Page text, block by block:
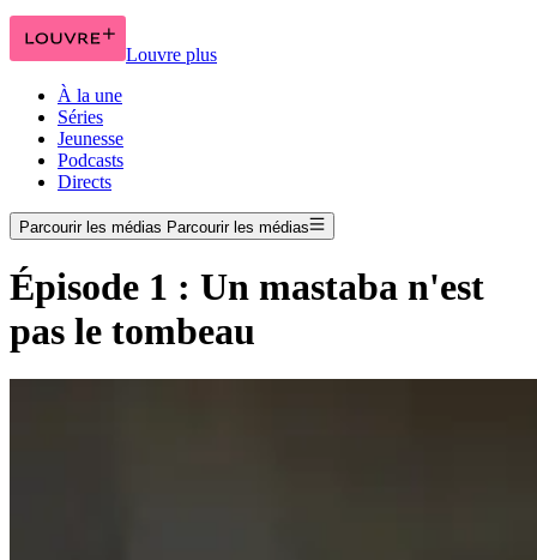
Louvre plus
À la une
Séries
Jeunesse
Podcasts
Directs
Parcourir les médias Parcourir les médias
Épisode 1 : Un mastaba n'est
pas le tombeau